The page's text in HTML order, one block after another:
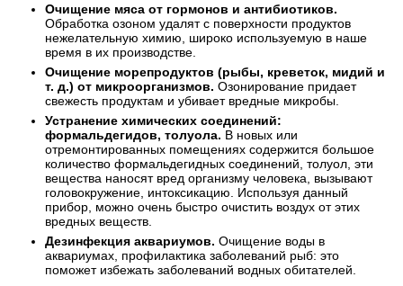
Очищение мяса от гормонов и антибиотиков.
Обработка озоном удалят с поверхности продуктов
нежелательную химию, широко используемую в наше
время в их производстве.
Очищение морепродуктов (рыбы, креветок, мидий и
т. д.) от микроорганизмов. Озонирование придает
свежесть продуктам и убивает вредные микробы.
Устранение химических соединений:
формальдегидов, толуола. В новых или
отремонтированных помещениях содержится большое
количество формальдегидных соединений, толуол, эти
вещества наносят вред организму человека, вызывают
головокружение, интоксикацию. Используя данный
прибор, можно очень быстро очистить воздух от этих
вредных веществ.
Дезинфекция аквариумов. Очищение воды в
аквариумах, профилактика заболеваний рыб: это
поможет избежать заболеваний водных обитателей.